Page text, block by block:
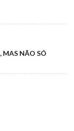
MAS NÃO SÓ